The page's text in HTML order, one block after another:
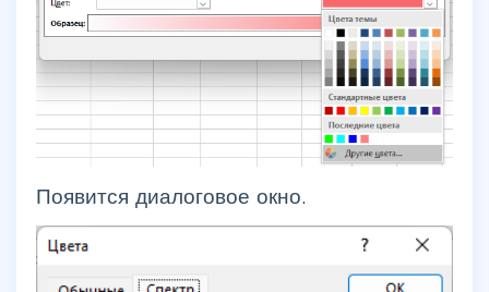
Появится диалоговое окно.